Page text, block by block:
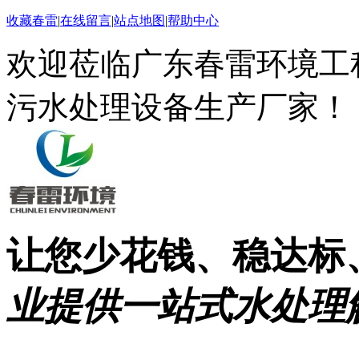
收藏春雷|在线留言|站点地图|帮助中心
欢迎莅临广东春雷环境
污水处理设备生产厂家！
让您少花钱、稳达标
业提供一站式水处理